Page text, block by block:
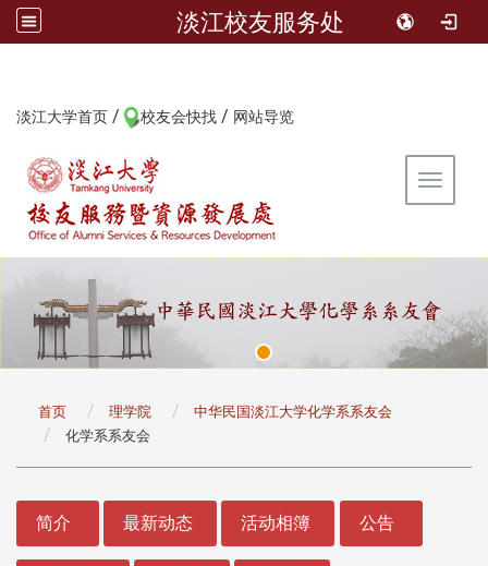
淡江校友服务处
淡江大学首页 / 校友会快找 / 网站导览
Toggle
首页 理学院
中华民国淡江大学化学系系友会
化学系系友会
简介 最新动态 活动相簿 公告